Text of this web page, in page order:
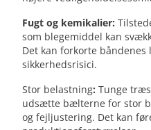
Fugt og kemikalier:
som blegemiddel kan
Det kan forkorte båndenes
sikkerhedsrisici.
Stor belastning: Tunge
udsætte bælterne for stor
og fejljustering. Det kan